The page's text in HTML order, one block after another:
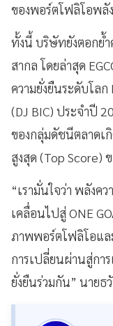
ของพอร์ตโฟลิโอพลั
ทั้งนี้ บริษัทยังตอกย้ำ
สากล โดยล่าสุด
ความยั่งยืนระดับโล
(DJ BIC) ประจำปี
ของกลุ่มดัชนีตลาดเ
สูงสุด (Top Score)
“เรามั่นใจว่า พลังค
เคลื่อนไปสู่ ONE
ภาพพอร์ตโฟลิโอแล
การเปลี่ยนผ่านสู่กา
ยั่งยืนร่วมกัน” นายธ